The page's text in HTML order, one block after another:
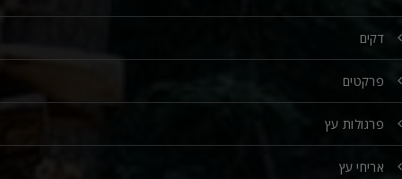
דקים
פרקטים
פרגולות עץ
אריחי עץ